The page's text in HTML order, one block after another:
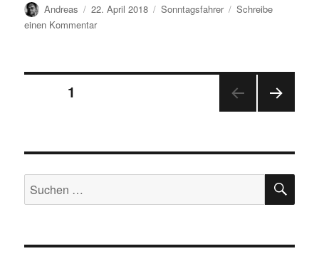
Autor
Andreas
Veröffentlicht
am
22. April 2018 Kategorien
Sonntagsfahrer
Schreibe
einen Kommentarzu
Seitennummerierung
Beiträge
1
E
Suchen
nach: